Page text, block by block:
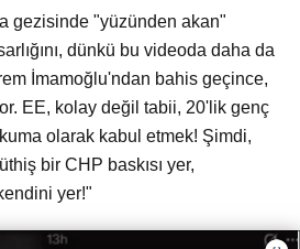
gezisinde "yüzünden akan"
dünkü bu videoda daha da
İmamoğlu'ndan bahis geçince,
EE, kolay değil tabii, 20'lik genç
kuma olarak kabul etmek! Şimdi,
bir CHP baskısı yer,
yer!"